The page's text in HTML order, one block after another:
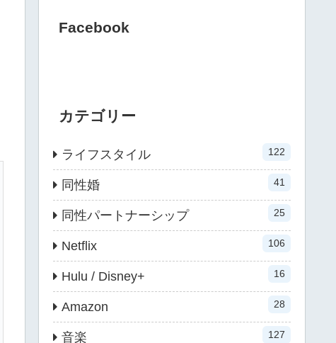
Facebook
カテゴリー
ライフスタイル 122
同性婚 41
同性パートナーシップ 25
Netflix 106
Hulu / Disney+ 16
Amazon 28
音楽 127